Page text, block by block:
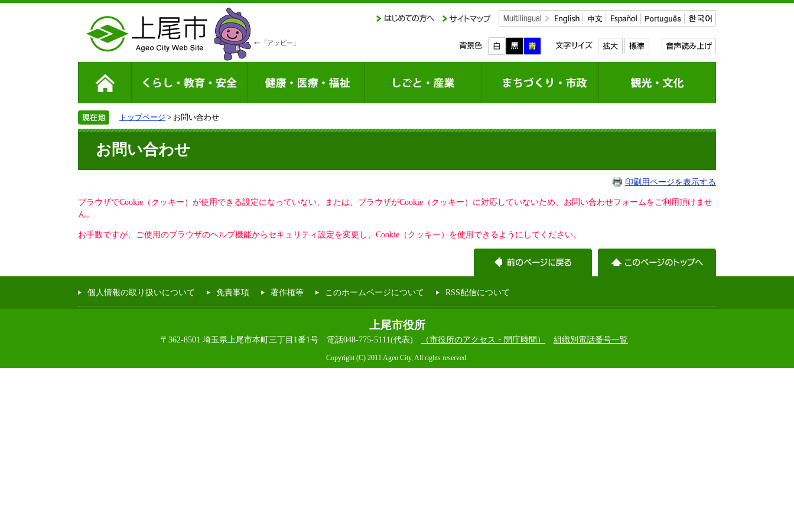
トップページ > お問い合わせ
お問い合わせ
印刷用ページを表示する
ブラウザでCookie（クッキー）が使用できる設定になっていない、または、ブラウザがCookie（クッキー）に対応していないため、お問い合わせフォームをご利用頂けませ
ん。
お手数ですが、ご使用のブラウザのヘルプ機能からセキュリティ設定を変更し、Cookie（クッキー）を使用できるようにしてください。
個人情報の取り扱いについて 免責事項 著作権等 このホームページについて RSS配信について
上尾市役所
〒362-8501 埼玉県上尾市本町三丁目1番1号 電話048-775-5111(代表) （市役所のアクセス・開庁時間） 組織別電話番号一覧
Copyright (C) 2011 Ageo City, All rights reserved.